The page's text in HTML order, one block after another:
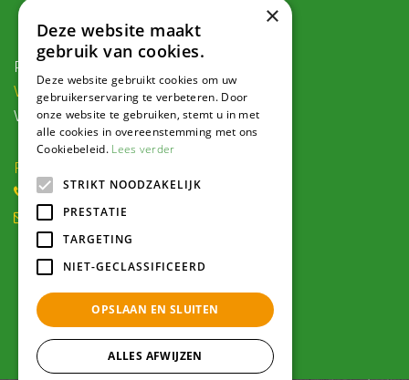
Postadres:
Veldweg 1, 5995 PG Kessel
Voor navigatie:
Roode Eggeweg 6b, Kessel
(0) 77 462 16 30
winkel@hendriksplantencentrum.nl
Openingstijden
Alle openingstijden >
×
Deze website maakt
gebruik van cookies.
Deze website gebruikt cookies om uw
gebruikerservaring te verbeteren. Door
onze website te gebruiken, stemt u in met
alle cookies in overeenstemming met ons
Cookiebeleid. Lees verder
STRIKT NOODZAKELIJK
PRESTATIE
TARGETING
NIET-GECLASSIFICEERD
OPSLAAN EN SLUITEN
ALLES AFWIJZEN